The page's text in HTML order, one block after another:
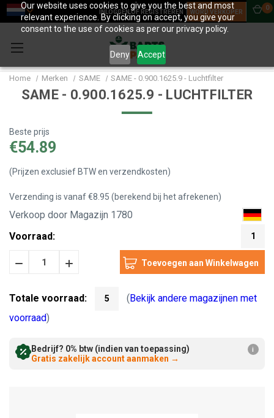
Our website uses cookies to give you the best and most
relevant experience. By clicking on accept, you give your
consent to the use of cookies as per our privacy policy.
Deny Accept
INLOGGEN OF REGISTREREN WORD VERKOPER
0
Home Merken SAME SAME - 0.900.1625.9 - Luchtfilter
SAME - 0.900.1625.9 - LUCHTFILTER
Beste prijs
€54.89
(Prijzen exclusief BTW en verzendkosten)
Verzending is vanaf €8.95 (berekend bij het afrekenen)
Verkoop door Magazijn 1780
Voorraad:
1
HoeveelheidHoeveelheid
Totale voorraad: 5 ( Bekijk andere magazijnen met
voorraad)
Bedrijf? 0% btw (indien van toepassing)
Gratis zakelijk account aanmaken →
i